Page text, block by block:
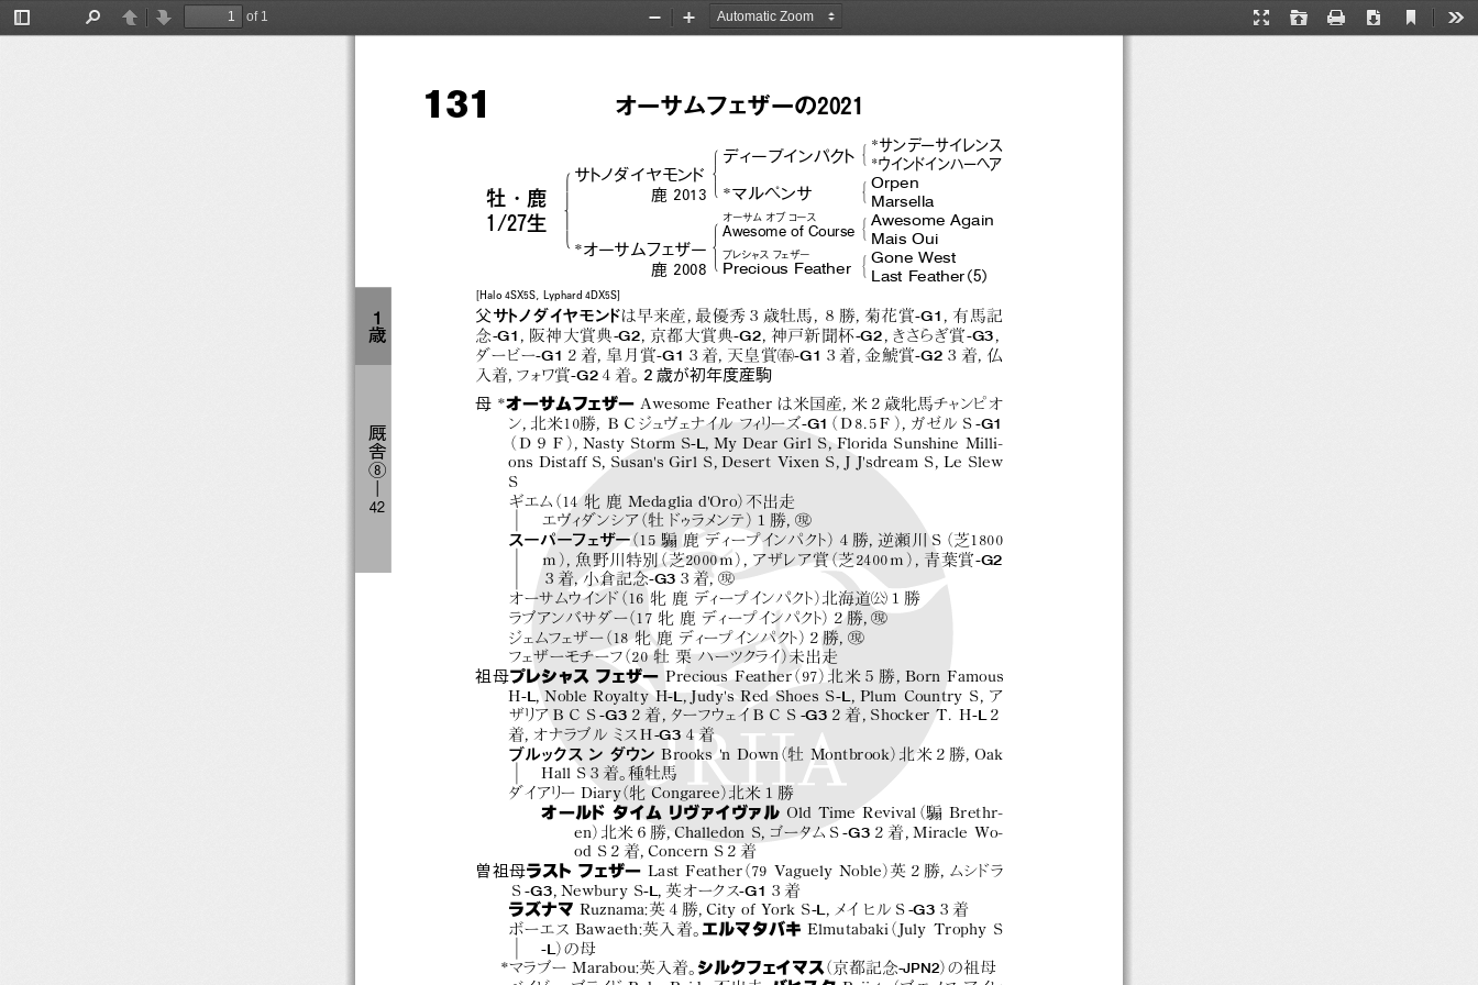
Toggle
PreviousNext
of 1
Presentation
Open Print Download
Current
Zoom
Zoom
2022セレクト１歳ＮＦＬＶ  T0313‐52
131
１
歳
厩
舎
⑧
４２
オーサムフェザーの2021
牡・鹿
1/27生
!
"
%
'
!
$
#
&
*サンデーサイレンス
ディープインパクト *ウインドインハーヘア
サトノダイヤモンド
#
&
Orpen
鹿 2013
*マルペンサ Marsella
!
$
オーサム オブ コース
#
&
Awesome  Again
Awesome  of  Course
Mais  Oui
*オーサムフェザー プレシャス フェザー
#
&
Gone  West
鹿 2008
Precious  Feather Last  Feather（5）
[Halo 4SX5S, Lyphard 4DX5S]
父 サトノダイヤモンドは早来産，最優秀３歳牡馬，８勝，菊花賞-G1 ，有馬記
念-G1 ，阪神大賞典-G2，京都大賞典-G2，神戸新聞杯-G2 ，きさらぎ 賞-G3 ，
ダービー-G1 ２着，皐月賞-G1 ３着，天皇賞# -G1 ３着，金鯱賞-G2 ３着，仏
入着，フォワ賞-G2 ４着。２歳が初年度産駒
母 *オーサムフェザー Awesome Feather は米国産，米２歳牝馬チャンピオ
ン，北米10勝，ＢＣジュヴェナイル フィリーズ-G1（Ｄ8.5Ｆ），ガゼルＳ -G1
（Ｄ９Ｆ），Nasty Storm S-L ，My Dear Girl S，Florida Sunshine Milli-
ons Distaff S，Susan's Girl S，Desert Vixen S，J J'sdream S，Le Slew
S
ギエム（14牝鹿Medagliad'Oro）不出走
エヴィダンシア（牡ドゥラメンテ）１勝，
!
スーパーフェザー（15騸鹿ディープインパクト）４勝，逆瀬川Ｓ（芝1800
ｍ），魚野川特別（芝2000ｍ），アザレア賞（芝2400ｍ），青葉賞-G2
３着，小倉記念-G3 ３着，
!
オーサムウインド（16牝鹿ディープインパクト）北海道"
１勝
ラブアンバサダー（17牝鹿ディープインパクト）２勝，
!
ジェムフェザー（18牝鹿ディープインパクト）２勝，
!
フェザーモチーフ（20牡栗ハーツクライ）未出走
祖母プレシャス フェザー Precious Feather（97）北米５勝，Born Famous
H-L ，Noble Royalty H-L，Judy's Red Shoes S-L ，Plum Country S，ア
ザリアＢＣＳ-G3 ２着，ターフウェイＢＣＳ -G3 ２着，Shocker T. H-L ２
着，オナラブル ミスＨ-G3４着
ブルックスン ダウン Brooks 'n Down（牡 Montbrook）北米２勝，Oak
Hall S３着。種牡馬
ダイアリーDiary（牝 Congaree）北米１勝
オールド タイム リヴァイヴァル Old Time Revival（騸 Brethr-
en）北米６勝，Challedon S，ゴータムＳ -G3 ２着，Miracle Wo-
od S２着，Concern S２着
曽祖母ラストフェザー Last Feather（79 Vaguely Noble）英２勝，ムシドラ
Ｓ -G3，Newbury S-L ，英オークス-G1 ３着
ラズナマ Ruznama：英４勝，City of York S-L ，メイヒルＳ -G3 ３着
ボーエス Bawaeth：英入着。エルマタバキ Elmutabaki（July Trophy S
-L ）の母
*マラブー Marabou：英入着。シルクフェイマス（京都記念-JPN2）の祖母